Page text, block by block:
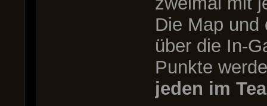
Die Map und
über die In-
Punkte
jeden im